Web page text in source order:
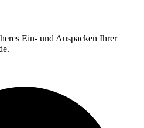
Ein- und Auspacken Ihrer